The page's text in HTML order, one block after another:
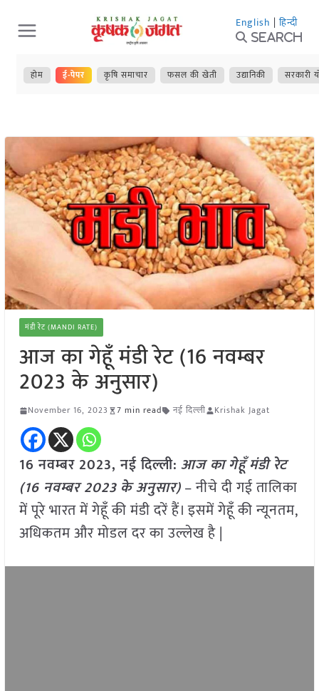
Skip
to
content
English | हिन्दी
Search
होम ई-पेपर कृषि समाचार फसल की खेती उद्यानिकी सरकारी
मंडी रेट (MANDI RATE)
आज का गेहूँ मंडी रेट (16 नवम्बर
2023 के अनुसार)
November 16, 2023 7 min read नई दिल्ली Krishak Jagat
16 नवम्बर 2023, नई दिल्ली: आज का गेहूँमंडी रेट
(16 नवम्बर2023 के अनुसार)– नीचे दी गई तालिका
में पूरे भारत में गेहूँ की मंडी दरें हैं। इसमें गेहूँ की न्यूनतम,
अधिकतम और मोडल दर का उल्लेख है |